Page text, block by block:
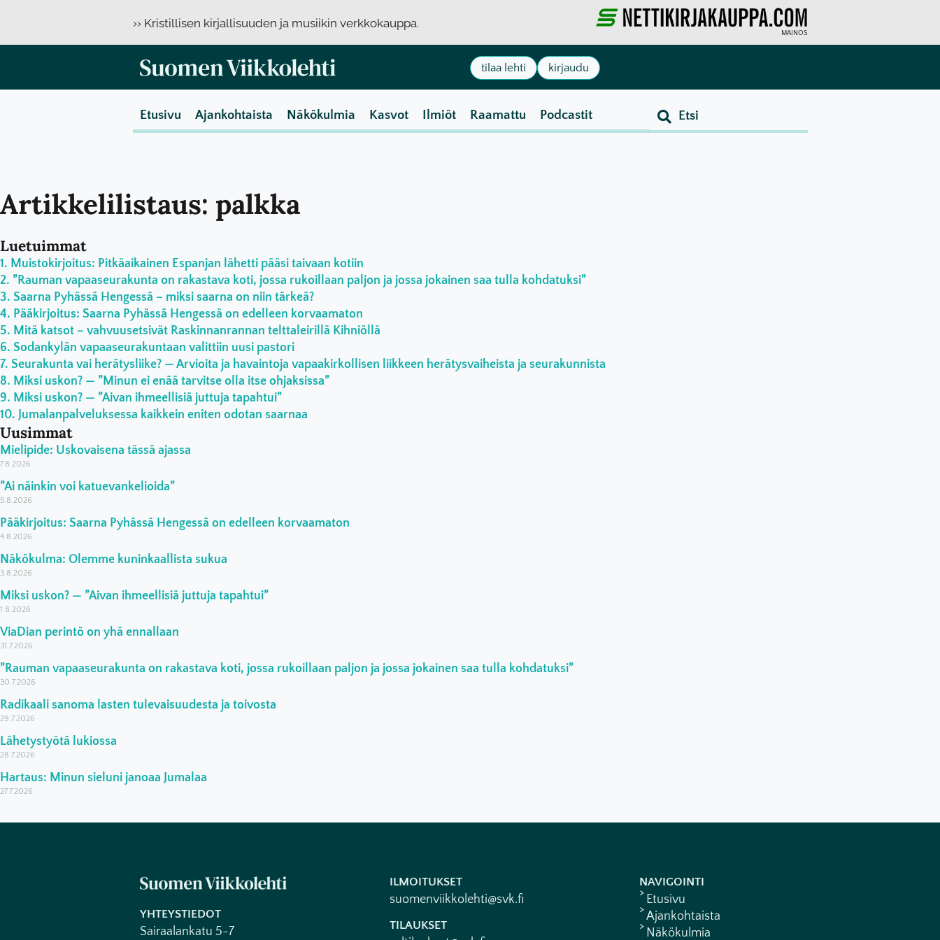
›› Kristillisen kirjallisuuden ja musiikin verkkokauppa.
MAINOS
tilaa lehti kirjaudu
Etusivu Ajankohtaista Näkökulmia Kasvot Ilmiöt Raamattu Podcastit
Artikkelilistaus: palkka
Luetuimmat
Muistokirjoitus: Pitkäaikainen Espanjan lähetti pääsi taivaan kotiin
”Rauman vapaaseurakunta on rakastava koti, jossa rukoillaan paljon ja jossa jokainen saa tulla kohdatuksi”
Saarna Pyhässä Hengessä – miksi saarna on niin tärkeä?
Pääkirjoitus: Saarna Pyhässä Hengessä on edelleen korvaamaton
Mitä katsot – vahvuusetsivät Raskinnanrannan telttaleirillä Kihniöllä
Sodankylän vapaaseurakuntaan valittiin uusi pastori
Seurakunta vai herätysliike? — Arvioita ja havaintoja vapaakirkollisen liikkeen herätysvaiheista ja seurakunnista
Miksi uskon? — ”Minun ei enää tarvitse olla itse ohjaksissa”
Miksi uskon? — ”Aivan ihmeellisiä juttuja tapahtui”
Jumalanpalveluksessa kaikkein eniten odotan saarnaa
Uusimmat
Mielipide: Uskovaisena tässä ajassa
7.8.2026
”Ai näinkin voi katuevankelioida”
5.8.2026
Pääkirjoitus: Saarna Pyhässä Hengessä on edelleen korvaamaton
4.8.2026
Näkökulma: Olemme kuninkaallista sukua
3.8.2026
Miksi uskon? — ”Aivan ihmeellisiä juttuja tapahtui”
1.8.2026
ViaDian perintö on yhä ennallaan
31.7.2026
”Rauman vapaaseurakunta on rakastava koti, jossa rukoillaan paljon ja jossa jokainen saa tulla kohdatuksi”
30.7.2026
Radikaali sanoma lasten tulevaisuudesta ja toivosta
29.7.2026
Lähetystyötä lukiossa
28.7.2026
Hartaus: Minun sieluni janoaa Jumalaa
27.7.2026
YHTEYSTIEDOT
Sairaalankatu 5-7
ILMOITUKSET
suomenviikkolehti@svk.fi
TILAUKSET
NAVIGOINTI
Etusivu
Ajankohtaista
Näkökulmia